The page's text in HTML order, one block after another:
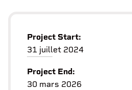
Project Start:
31 juillet 2024
Project End:
30 mars 2026